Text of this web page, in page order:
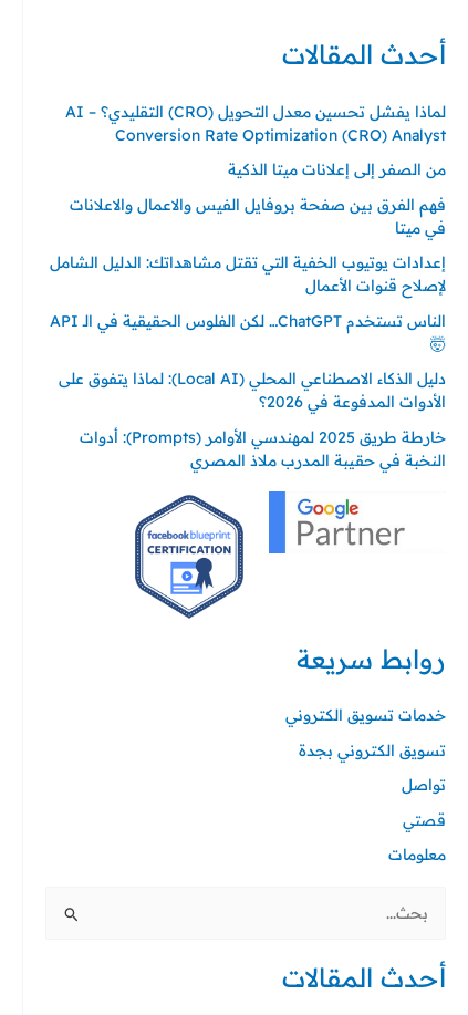
أحدث المقالات
لماذا يفشل تحسين معدل التحويل (CRO) التقليدي؟ – AI
Conversion Rate Optimization (CRO) Analyst
من الصفر إلى إعلانات ميتا الذكية
فهم الفرق بين صفحة بروفايل الفيس والاعمال والاعلانات
في ميتا
إعدادات يوتيوب الخفية التي تقتل مشاهداتك: الدليل الشامل
لإصلاح قنوات الأعمال
الناس تستخدم ChatGPT… لكن الفلوس الحقيقية في الـ API
🤯
دليل الذكاء الاصطناعي المحلي (Local AI): لماذا يتفوق على
الأدوات المدفوعة في 2026؟
خارطة طريق 2025 لمهندسي الأوامر (Prompts): أدوات
النخبة في حقيبة المدرب ملاذ المصري
روابط سريعة
خدمات تسويق الكتروني
تسويق الكتروني بجدة
تواصل
قصتي
معلومات
البحث
أحدث المقالات